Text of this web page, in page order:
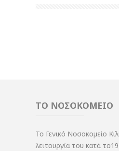
ΤΟ ΝΟΣΟΚΟΜΕΙΟ
Το Γενικό Νοσοκομείο
λειτουργία του κατά